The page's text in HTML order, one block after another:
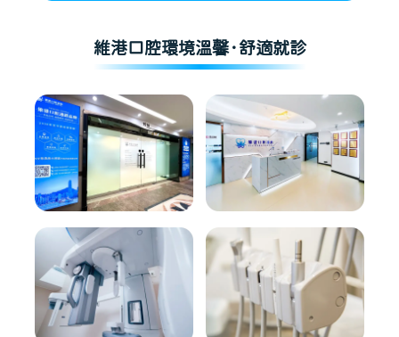
維港口腔環境溫馨·舒適就診